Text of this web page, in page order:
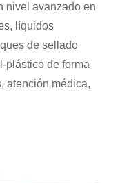
nivel avanzado en
líquidos
de sellado
plástico de forma
atención médica,